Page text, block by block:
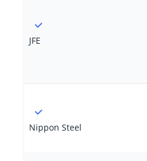
JFE
Nippon Steel